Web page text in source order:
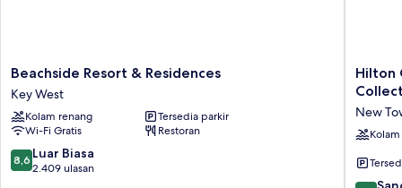
Beachside
Resort
&
Residences
Key
West
Beachside Resort & Residences
Key West
Kolam renang
Tersedia parkir
Wi-Fi Gratis
Restoran
8.6
dari
8,6 Luar Biasa
2.409 ulasan
Hilton
Garden
Key
West
The
Keys
Hilton
New
8.0